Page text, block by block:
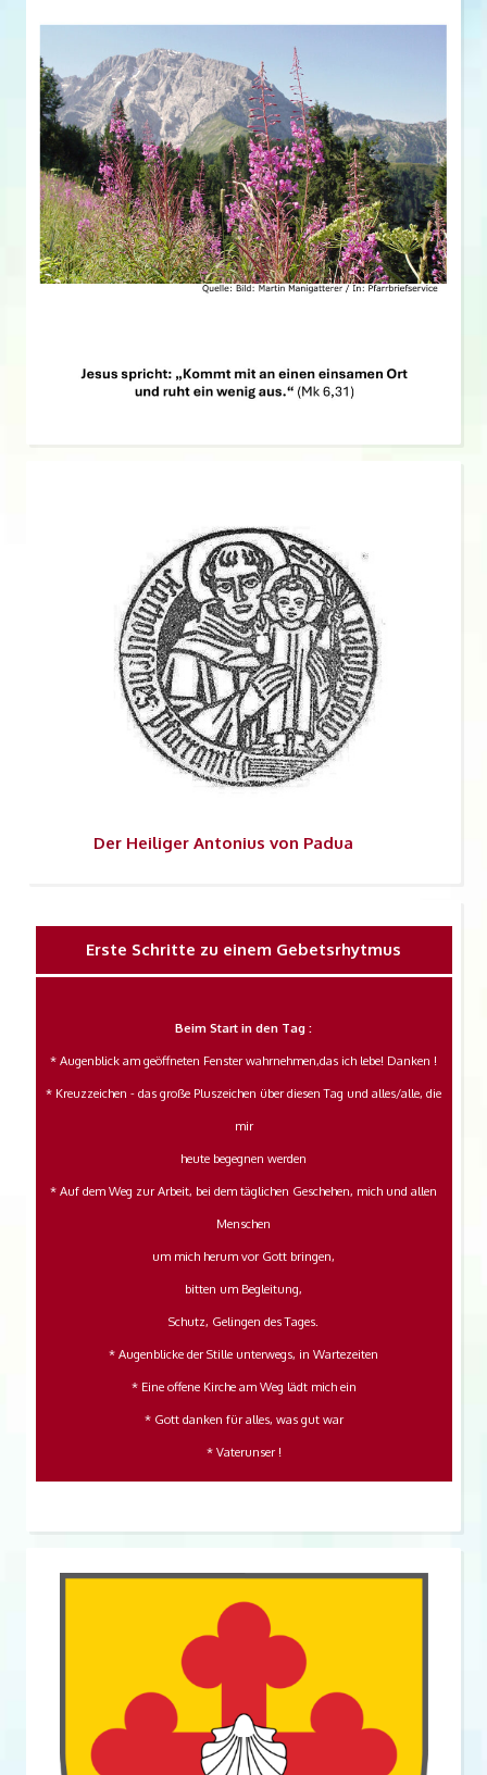
Der Heiliger Antonius von Padua
Erste Schritte zu einem Gebetsrhytmus
Beim Start in den Tag :
* Augenblick am geöffneten Fenster wahrnehmen,das ich lebe! Danken !
* Kreuzzeichen - das große Pluszeichen über diesen Tag und alles/alle, die
mir
heute begegnen werden
* Auf dem Weg zur Arbeit, bei dem täglichen Geschehen, mich und allen
Menschen
um mich herum vor Gott bringen,
bitten um Begleitung,
Schutz, Gelingen des Tages.
* Augenblicke der Stille unterwegs, in Wartezeiten
* Eine offene Kirche am Weg lädt mich ein
* Gott danken für alles, was gut war
* Vaterunser !